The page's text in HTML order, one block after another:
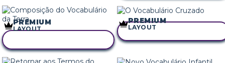
PREMIUM
LAYOUT COPIE ESTE STORYBOARD
PREMIUM
LAYOUT